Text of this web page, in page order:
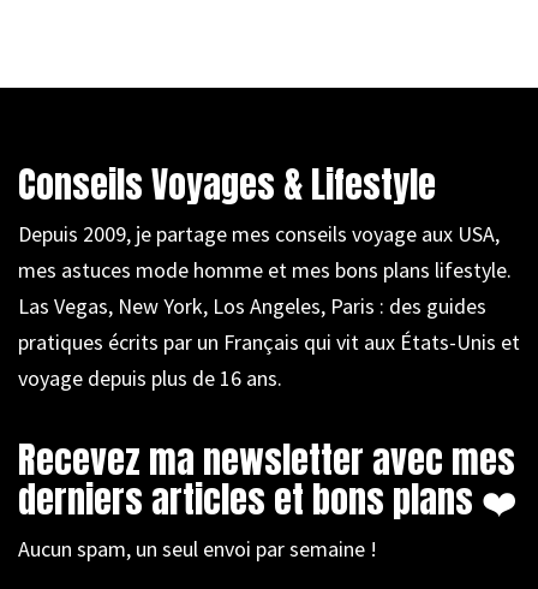
Conseils Voyages & Lifestyle
Depuis 2009, je partage mes conseils voyage aux USA,
mes astuces mode homme et mes bons plans lifestyle.
Las Vegas, New York, Los Angeles, Paris : des guides
pratiques écrits par un Français qui vit aux États-Unis et
voyage depuis plus de 16 ans.
Recevez ma newsletter avec mes
derniers articles et bons plans ❤️
Aucun spam, un seul envoi par semaine !